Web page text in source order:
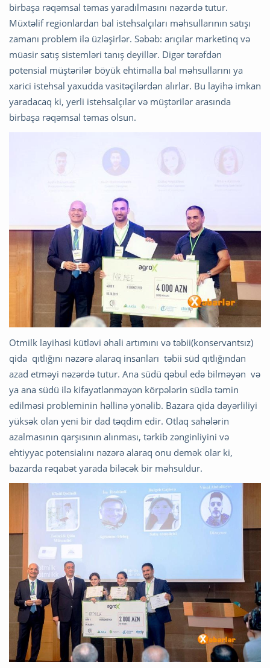
birbaşa rəqəmsal təmas yaradılmasını nəzərdə tutur.
Müxtəlif regionlardan bal istehsalçıları məhsullarının satışı
zamanı problem ilə üzləşirlər. Səbəb: arıçılar marketinq və
müasir satış sistemləri tanış deyillər. Digər tərəfdən
potensial müştərilər böyük ehtimalla bal məhsullarını ya
xarici istehsal yaxudda vasitəçilərdən alırlar. Bu layihə imkan
yaradacaq ki, yerli istehsalçılar və müştərilər arasında
birbaşa rəqəmsal təmas olsun.
Otmilk layihəsi kütləvi əhali artımını və təbii(konservantsız)
qida qıtlığını nəzərə alaraq insanları təbii süd qıtlığından
azad etməyi nəzərdə tutur. Ana südü qəbul edə bilməyən və
ya ana südü ilə kifayətlənməyən körpələrin südlə təmin
edilməsi probleminin həllinə yönəlib. Bazara qida dəyərliliyi
yüksək olan yeni bir dad təqdim edir. Otlaq sahələrin
azalmasının qarşısının alınması, tərkib zənginliyini və
ehtiyyac potensialını nəzərə alaraq onu demək olar ki,
bazarda rəqabət yarada biləcək bir məhsuldur.